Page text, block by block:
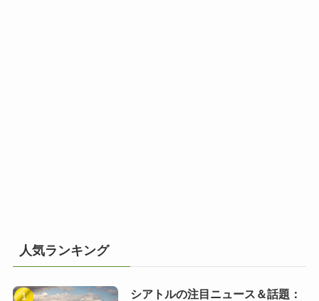
人気ランキング
シアトルの注目ニュース＆話題：